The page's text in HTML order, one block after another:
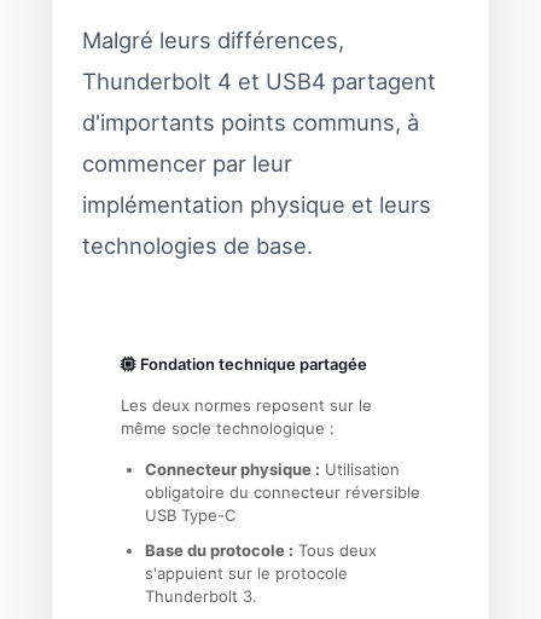
Malgré leurs différences,
Thunderbolt 4 et USB4 partagent
d'importants points communs, à
commencer par leur
implémentation physique et leurs
technologies de base.
Fondation technique partagée
Les deux normes reposent sur le
même socle technologique :
Connecteur physique : Utilisation
obligatoire du connecteur réversible
USB Type-C
Base du protocole : Tous deux
s'appuient sur le protocole
Thunderbolt 3.